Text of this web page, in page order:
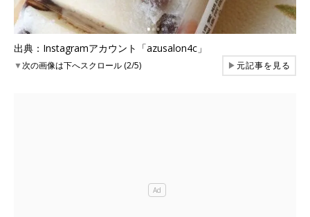
出典：Instagramアカウント「azusalon4c」
▼次の画像は下へスクロール (2/5) ▶元記事を見る